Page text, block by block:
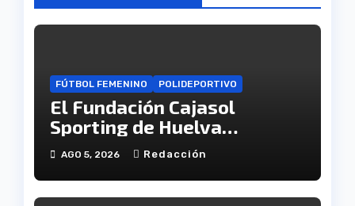
FÚTBOL FEMENINO POLIDEPORTIVO
El Fundación Cajasol
Sporting de Huelva
disputará la Copa de
Andalucía en el Estadio
Antonio Toledo Sánchez
AGO 5, 2026 Redacción